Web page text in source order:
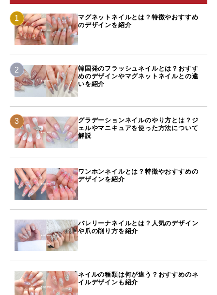
マグネットネイルとは？特徴やおすすめ
のデザインを紹介
韓国発のフラッシュネイルとは？おすす
めのデザインやマグネットネイルとの違
いを紹介
グラデーションネイルのやり方とは？ジ
ェルやマニキュアを使った方法について
解説
ワンホンネイルとは？特徴やおすすめの
デザインを紹介
バレリーナネイルとは？人気のデザイン
や爪の削り方を紹介
ネイルの種類は何が違う？おすすめのネ
イルデザインも紹介